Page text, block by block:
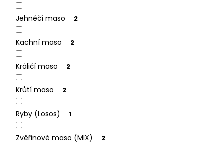
Jehněčí maso 2
Kachní maso 2
Králičí maso 2
Krůtí maso 2
Ryby (Losos) 1
Zvěřinové maso (MIX) 2